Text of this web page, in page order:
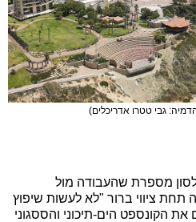
גבי טטרו אדריכלים)
מספרת שהעבודה מול
תחת ציווי ברור "לא לעשות שיפוץ
הקונספט הים-תיכוני והססגוני